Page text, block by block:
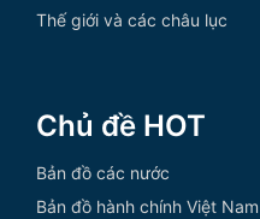
Thế giới và các châu lục
Chủ đề HOT
Bản đồ các nước
Bản đồ hành chính Việt Nam